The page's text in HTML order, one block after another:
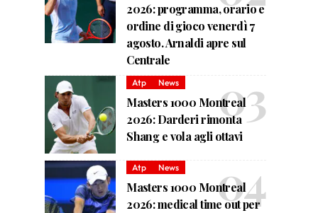
2026: programma, orario e
ordine di gioco venerdì 7
agosto. Arnaldi apre sul
Centrale
Atp News
Masters 1000 Montreal
2026: Darderi rimonta
Shang e vola agli ottavi
Atp News
Masters 1000 Montreal
2026: medical time out per